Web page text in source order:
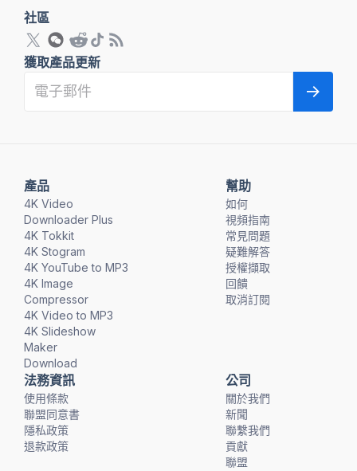
產品
4K Video
Downloader Plus
4K Tokkit
4K Stogram
4K YouTube to MP3
4K Image
Compressor
4K Video to MP3
4K Slideshow
Maker
Download
幫助
如何
視頻指南
常見問題
疑難解答
授權擷取
回饋
取消訂閱
法務資訊
使用條款
聯盟同意書
隱私政策
退款政策
公司
關於我們
新聞
聯繫我們
貢獻
聯盟
社區
獲取產品更新